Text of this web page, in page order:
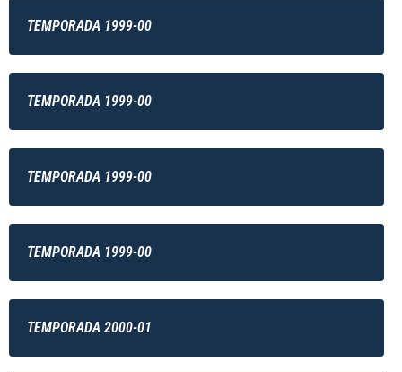
TEMPORADA 1999-00
TEMPORADA 1999-00
TEMPORADA 1999-00
TEMPORADA 1999-00
TEMPORADA 2000-01